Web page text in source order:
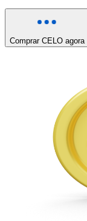
Comprar CELO agora